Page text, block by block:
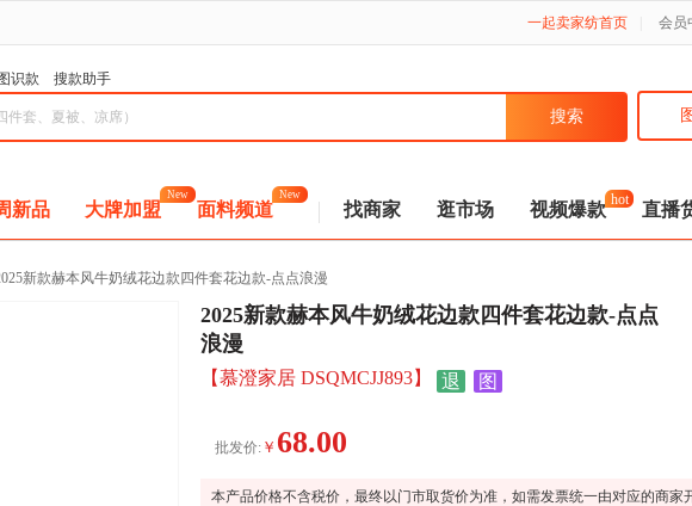
一起卖家纺首页 会员
识款 搜款助手
新品 大牌加盟
New
面料频道
New
找商家 逛市场 视频爆款 hot 直播
新款赫本风牛奶绒花边款四件套花边款-点点浪漫
2025新款赫本风牛奶绒花边款四件套花边款-点点
浪漫
【慕澄家居 DSQMCJJ893】 退 图
批发价: ￥ 68.00
本产品价格不含税价，最终以门市取货价为准，如需发票统一由对应的商家